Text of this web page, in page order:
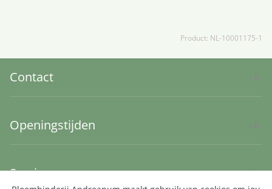
Product: NL-10001175-1
Contact
Openingstijden
Service